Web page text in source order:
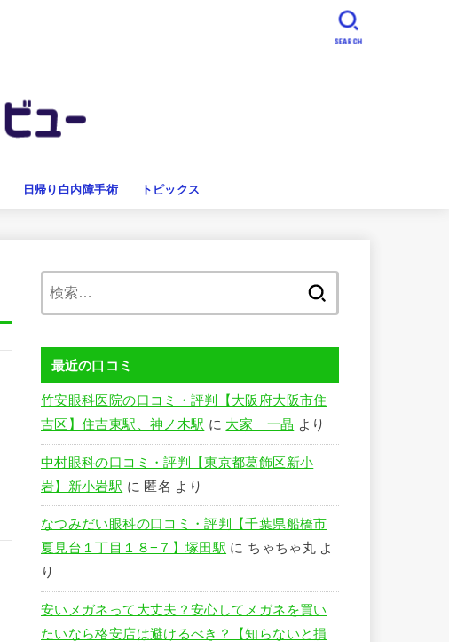
日帰り白内障手術 トピックス
SEARCH
最近の口コミ
竹安眼科医院の口コミ・評判【大阪府大阪市住
吉区】住吉東駅、神ノ木駅 に 大家 一晶 より
中村眼科の口コミ・評判【東京都葛飾区新小
岩】新小岩駅 に 匿名 より
なつみだい眼科の口コミ・評判【千葉県船橋市
夏見台１丁目１８−７】塚田駅 に ちゃちゃ丸 よ
り
安いメガネって大丈夫？安心してメガネを買い
たいなら格安店は避けるべき？【知らないと損